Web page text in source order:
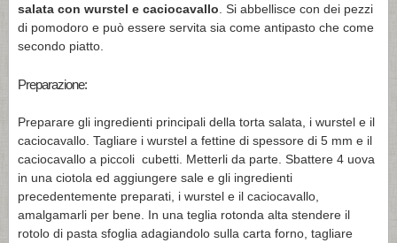
salata con wurstel e caciocavallo . Si abbellisce con dei pezzi
di pomodoro e può essere servita sia come antipasto che come
secondo piatto.
Preparazione:
Preparare gli ingredienti principali della torta salata, i wurstel e il
caciocavallo. Tagliare i wurstel a fettine di spessore di 5 mm e il
caciocavallo a piccoli cubetti. Metterli da parte. Sbattere 4 uova
in una ciotola ed aggiungere sale e gli ingredienti
precedentemente preparati, i wurstel e il caciocavallo,
amalgamarli per bene. In una teglia rotonda alta stendere il
rotolo di pasta sfoglia adagiandolo sulla carta forno, tagliare